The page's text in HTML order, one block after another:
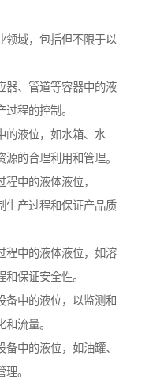
领域，包括但不限于以
器、管道等容器中的液
程的控制。
的液位，如水箱、水
的合理利用和管理。
中的液体液位，
生产过程和保证产品质
程中的液体液位，如溶
保证安全性。
备中的液位，以监测和
流量。
中的液位，如油罐、
。